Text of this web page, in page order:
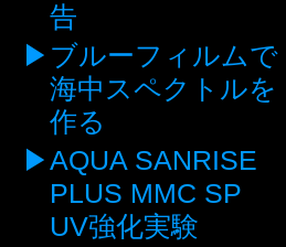
告
ブルーフィルムで
海中スペクトルを
作る
AQUA SANRISE
PLUS MMC SP
UV強化実験